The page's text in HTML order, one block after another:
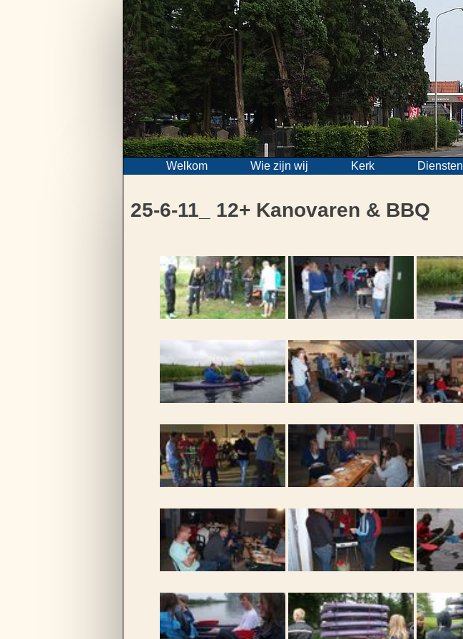
Skip
to
content
Welkom Wie zijn wij Kerk Diensten
25-6-11_ 12+ Kanovaren & BBQ
Bericht
navigatie